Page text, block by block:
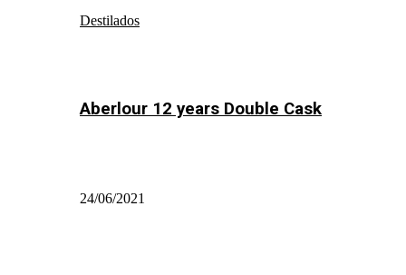
Destilados
Aberlour 12 years Double Cask
24/06/2021